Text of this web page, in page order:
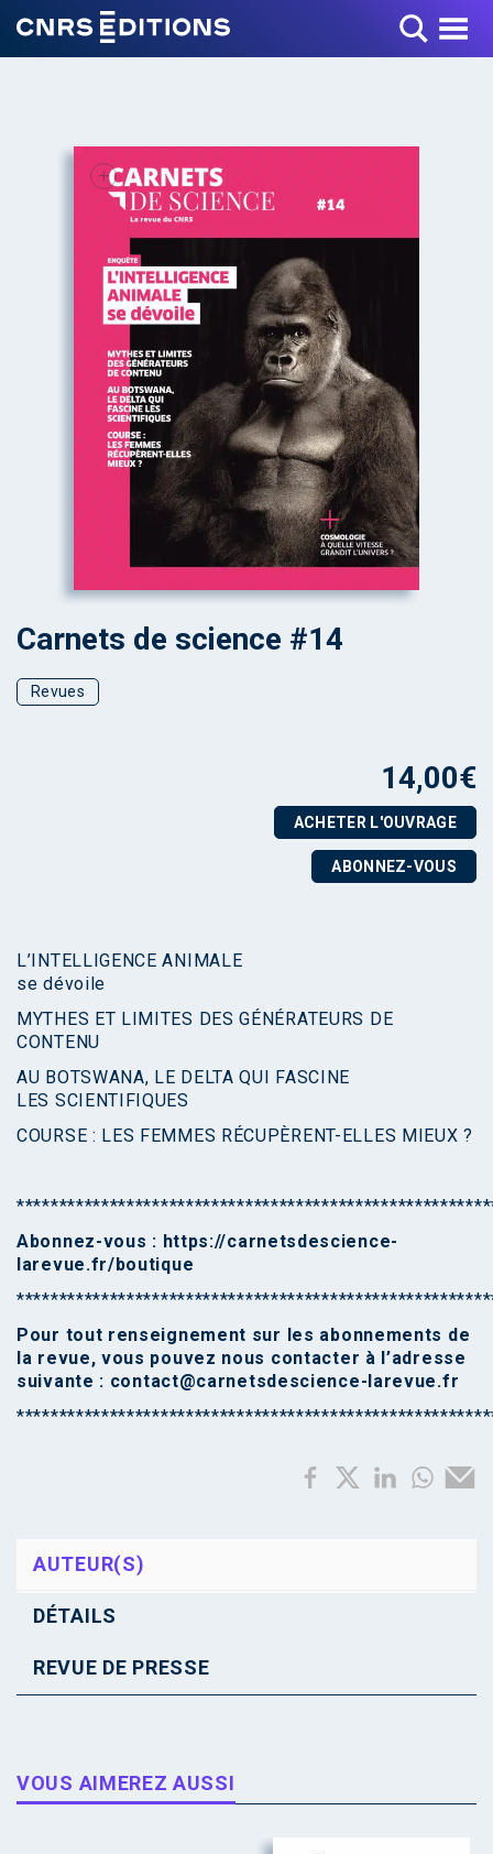
Toggle Menu
+
Carnets de science #14
Revues
14,00€
ACHETER L'OUVRAGE
ABONNEZ-VOUS
L’INTELLIGENCE ANIMALE
se dévoile
MYTHES ET LIMITES DES GÉNÉRATEURS DE
CONTENU
AU BOTSWANA, LE DELTA QUI FASCINE
LES SCIENTIFIQUES
COURSE : LES FEMMES RÉCUPÈRENT-ELLES MIEUX ?
Abonnez-vous : https://carnetsdescience-
larevue.fr/boutique
Pour tout renseignement sur les abonnements de
la revue, vous pouvez nous contacter à l’adresse
suivante : contact@carnetsdescience-larevue.fr
AUTEUR(S)
DÉTAILS
REVUE DE PRESSE
VOUS AIMEREZ AUSSI